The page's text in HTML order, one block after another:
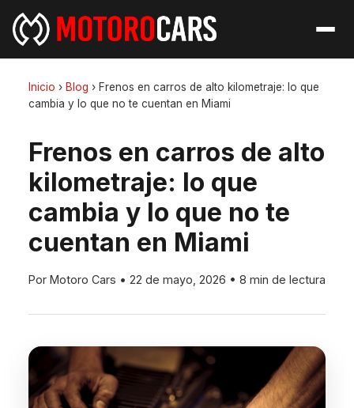
Inicio › Blog › Frenos en carros de alto kilometraje: lo que
cambia y lo que no te cuentan en Miami
Frenos en carros de alto
kilometraje: lo que
cambia y lo que no te
cuentan en Miami
Por Motoro Cars • 22 de mayo, 2026 • 8 min de lectura